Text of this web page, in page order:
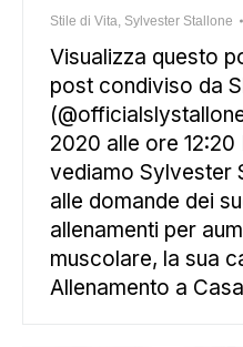
Stile di Vita, Sylvester Stallone
Visualizza questo
post condiviso da
2020 alle ore
vediamo Sylvester
alle domande dei
allenamenti per
muscolare, la sua
Allenamento a